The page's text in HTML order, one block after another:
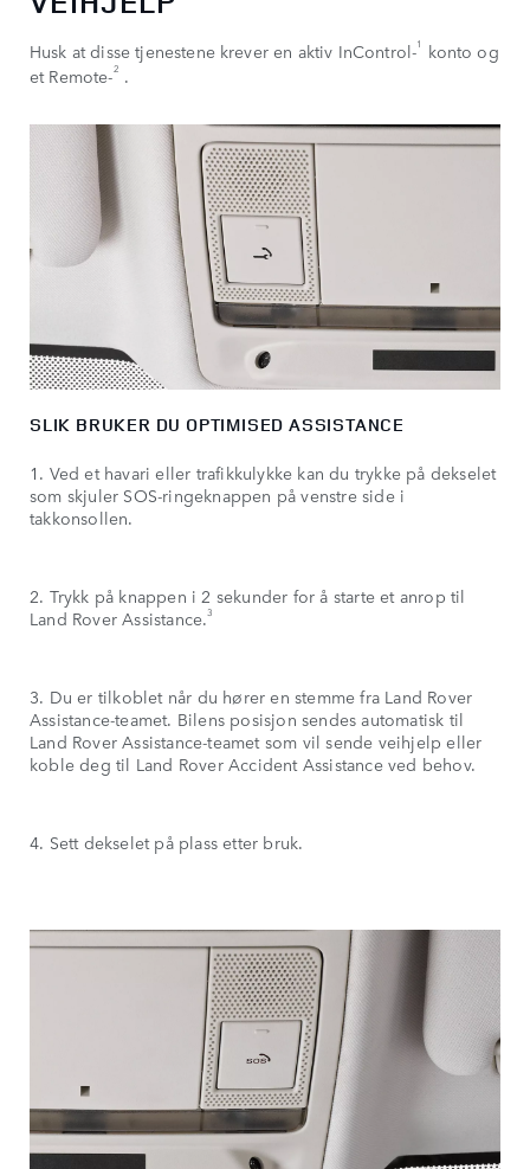
Husk at disse tjenestene krever en aktiv InControl-1
konto og
et Remote-2 .
SLIK BRUKER DU OPTIMISED ASSISTANCE
1. Ved et havari eller trafikkulykke kan du trykke på dekselet
som skjuler SOS-ringeknappen på venstre side i
takkonsollen.
2. Trykk på knappen i 2 sekunder for å starte et anrop til
Land Rover Assistance.3
3. Du er tilkoblet når du hører en stemme fra Land Rover
Assistance-teamet. Bilens posisjon sendes automatisk til
Land Rover Assistance-teamet som vil sende veihjelp eller
koble deg til Land Rover Accident Assistance ved behov.
4. Sett dekselet på plass etter bruk.